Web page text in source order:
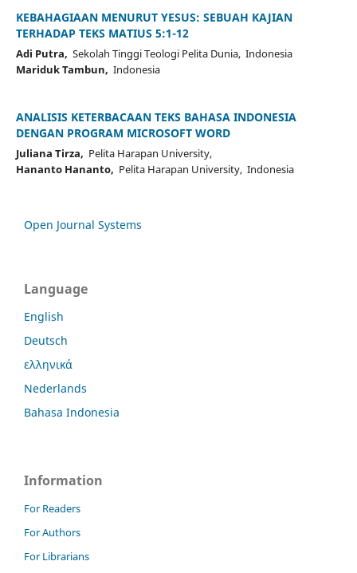
KEBAHAGIAAN MENURUT YESUS: SEBUAH KAJIAN
TERHADAP TEKS MATIUS 5:1-12
Adi Putra, Sekolah Tinggi Teologi Pelita Dunia, Indonesia
Mariduk Tambun, Indonesia
ANALISIS KETERBACAAN TEKS BAHASA INDONESIA
DENGAN PROGRAM MICROSOFT WORD
Juliana Tirza, Pelita Harapan University,
Hananto Hananto, Pelita Harapan University, Indonesia
Open Journal Systems
Language
English
Deutsch
ελληνικά
Nederlands
Bahasa Indonesia
Information
For Readers
For Authors
For Librarians